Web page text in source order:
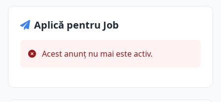
Aplică pentru Job
Acest anunț nu mai este activ.